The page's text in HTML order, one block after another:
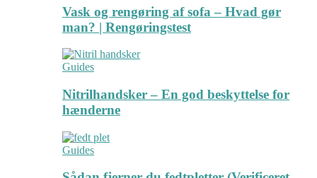
Vask og rengøring af sofa – Hvad gør
man? | Rengøringstest
Guides
Nitrilhandsker – En god beskyttelse for
hænderne
Guides